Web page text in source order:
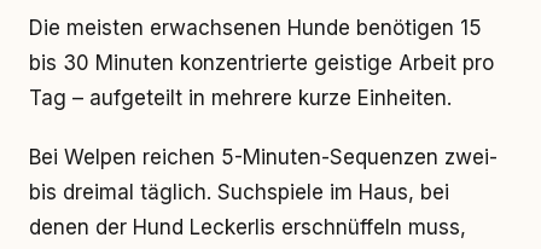
Die meisten erwachsenen Hunde benötigen 15
bis 30 Minuten konzentrierte geistige Arbeit pro
Tag – aufgeteilt in mehrere kurze Einheiten.
Bei Welpen reichen 5-Minuten-Sequenzen zwei-
bis dreimal täglich. Suchspiele im Haus, bei
denen der Hund Leckerlis erschnüffeln muss,